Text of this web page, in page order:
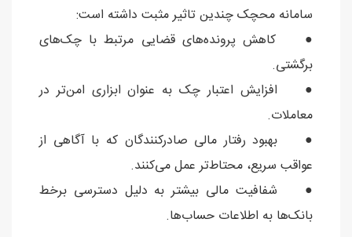
سامانه محچک چندین تاثیر مثبت داشته است:
● کاهش پرونده‌های قضایی مرتبط با چک‌های
برگشتی.
● افزایش اعتبار چک به عنوان ابزاری امن‌تر در
معاملات.
● بهبود رفتار مالی صادرکنندگان که با آگاهی از
عواقب سریع، محتاط‌تر عمل می‌کنند.
● شفافیت مالی بیشتر به دلیل دسترسی برخط
بانک‌ها به اطلاعات حساب‌ها.